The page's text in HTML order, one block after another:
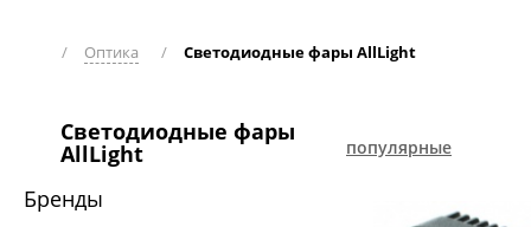
/ Оптика / Светодиодные фары AllLight
Светодиодные фары
AllLight
Бренды
популярные